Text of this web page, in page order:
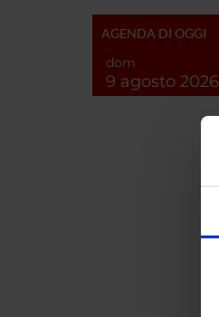
AGENDA DI OGGI
dom
9 agosto 2026